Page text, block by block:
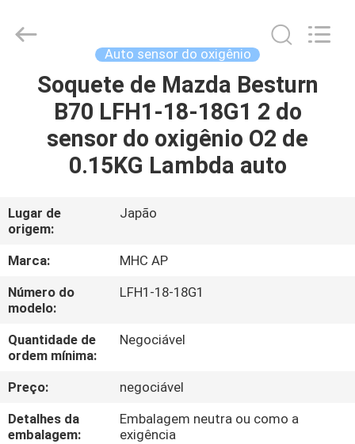
CASA
PRODUTOS
NÓS
EXCURSÃO
DA
FÁBRICA
CONTROLE
DA
QUALIDADE
Parts
Auto sensor do oxigênio
Soquete de Mazda Besturn
B70 LFH1-18-18G1 2 do
sensor do oxigênio O2 de
0.15KG Lambda auto
Lugar de
origem:
Japão
Marca:
MHC AP
Número do
modelo:
LFH1-18-18G1
Quantidade de
ordem mínima:
Negociável
Preço:
negociável
Detalhes da
embalagem:
Embalagem neutra ou como a
exigência